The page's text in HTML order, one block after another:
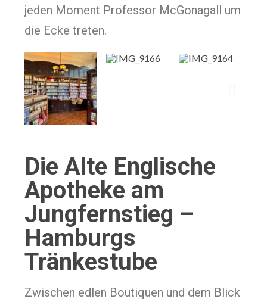
jeden Moment Professor McGonagall um
die Ecke treten.
Die Alte Englische
Apotheke am
Jungfernstieg –
Hamburgs
Tränkestube
Zwischen edlen Boutiquen und dem Blick